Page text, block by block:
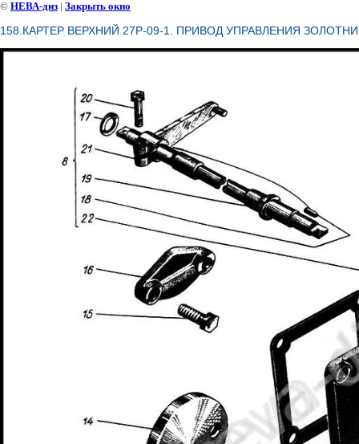
© НЕВА-диз | Закрыть окно
158.КАРТЕР ВЕРХНИЙ 27P-09-1. ПРИВОД УПРАВЛЕНИЯ